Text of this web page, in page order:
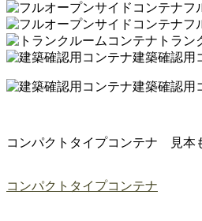
フ
フ
トラン
建築確認用
建築確認用
コンパクトタイプコンテナ 見本
コンパクトタイプコンテナ